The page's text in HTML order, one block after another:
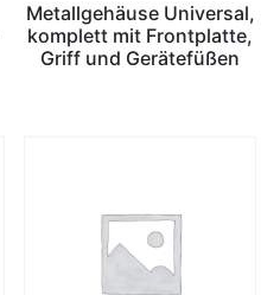
Metallgehäuse Universal,
komplett mit Frontplatte,
Griff und Gerätefüßen